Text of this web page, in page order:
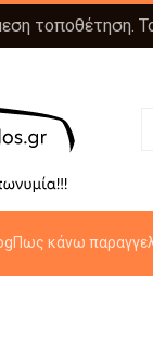
τοποθέτηση.
Πως κάνω